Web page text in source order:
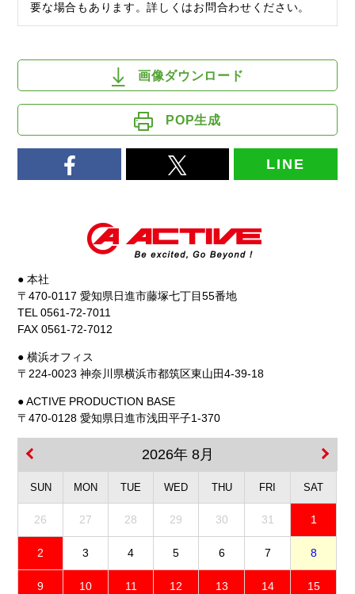
要な場合もあります。詳しくはお問合わせください。
画像ダウンロード
POP生成
LINE
● 本社
〒470-0117 愛知県日進市藤塚七丁目55番地
TEL 0561-72-7011
FAX 0561-72-7012
● 横浜オフィス
〒224-0023 神奈川県横浜市都筑区東山田4-39-18
● ACTIVE PRODUCTION BASE
〒470-0128 愛知県日進市浅田平子1-370
2026年 8月
SUN MON TUE WED THU FRI SAT
26 27 28 29 30 31 1
2 3 4 5 6 7 8
9 10 11 12 13 14 15